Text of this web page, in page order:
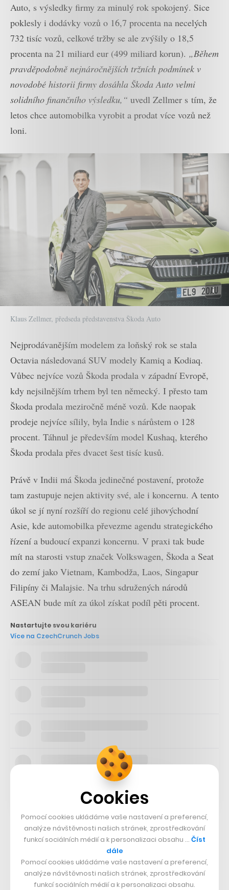
Auto, s výsledky firmy za minulý rok spokojený. Sice
poklesly i dodávky vozů o 16,7 procenta na necelých
732 tisíc vozů, celkové tržby se ale zvýšily o 18,5
procenta na 21 miliard eur (499 miliard korun). „Během
pravděpodobně nejnáročnějších tržních podmínek v
novodobé historii firmy dosáhla Škoda Auto velmi
solidního finančního výsledku,“ uvedl Zellmer s tím, že
letos chce automobilka vyrobit a prodat více vozů než
loni.
Klaus Zellmer, předseda představenstva Škoda Auto
Nejprodávanějším modelem za loňský rok se stala
Octavia následovaná SUV modely Kamiq a Kodiaq.
Vůbec nejvíce vozů Škoda prodala v západní Evropě,
kdy nejsilnějším trhem byl ten německý. I přesto tam
Škoda prodala meziročně méně vozů. Kde naopak
prodeje nejvíce sílily, byla Indie s nárůstem o 128
procent. Táhnul je především model Kushaq, kterého
Škoda prodala přes dvacet šest tisíc kusů.
Právě v Indii má Škoda jedinečné postavení, protože
tam zastupuje nejen aktivity své, ale i koncernu. A tento
úkol se jí nyní rozšíří do regionu celé jihovýchodní
Asie, kde automobilka převezme agendu strategického
řízení a budoucí expanzi koncernu. V praxi tak bude
mít na starosti vstup značek Volkswagen, Škoda a Seat
do zemí jako Vietnam, Kambodža, Laos, Singapur
Filipíny či Malajsie. Na trhu sdružených národů
ASEAN bude mít za úkol získat podíl pěti procent.
Nastartujte svou kariéru
Více na CzechCrunch Jobs
Jako první bude mít na starosti vstup na vietnamský trh,
kam začne dovážet modely Karoq a Kodiaq. V příštím
roce tam také spustí lokální montáž vozidel. Odhady v
současné chvíli pracují s množstvím třiceti tisíc
Cookies
Pomocí cookies ukládáme vaše nastavení a preferencí,
analýze návštěvnosti našich stránek, zprostředkování
funkcí sociálních médií a k personalizaci obsahu … Číst
dále
Pomocí cookies ukládáme vaše nastavení a preferencí,
analýze návštěvnosti našich stránek, zprostředkování
funkcí sociálních médií a k personalizaci obsahu.